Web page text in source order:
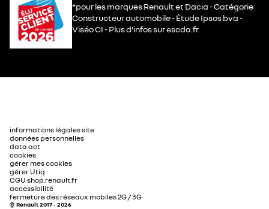
*pour les marques Renault et Dacia - Catégorie
Constructeur automobile - Étude Ipsos bva -
Viséo CI - Plus d’infos sur escda.fr
informations légales site
données personnelles
data act
cookies
gérer mes cookies
gérer Utiq
CGU shop.renault.fr
accessibilité
fermeture des réseaux mobiles 2G / 3G
© Renault 2017 - 2026